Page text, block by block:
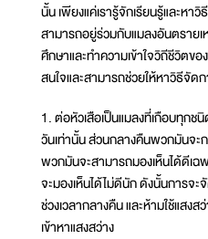
นั้น เพียงแค่เรารู้จักเรียนรู้และหา
สามารถอยู่ร่วมกับแมลงอันตรายเ
ศึกษาและทำความเข้าใจวิถีชีวิตข
สนใจและสามารถช่วยให้หาวิธีจัด
1. ต่อหัวเสือเป็นแมลงที่เกือบทุกช
วันเท่านั้น ส่วนกลางคืนพวกมันจะ
พวกมันจะสามารถมองเห็นได้ดีเฉ
จะมองเห็นได้ไม่ดีนัก ดังนั้นการจ
ช่วงเวลากลางคืน และห้ามใช้แสง
เข้าหาแสงสว่าง